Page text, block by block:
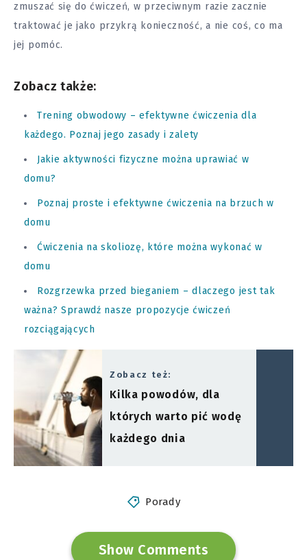
zmuszać się do ćwiczeń, w przeciwnym razie zacznie
traktować je jako przykrą konieczność, a nie coś, co ma
jej pomóc.
Zobacz także:
Trening obwodowy – efektywne ćwiczenia dla
każdego. Poznaj jego zasady i zalety
Jakie aktywności fizyczne można uprawiać w
domu?
Poznaj proste i efektywne ćwiczenia na brzuch w
domu
Ćwiczenia na skoliozę, które można wykonać w
domu
Rozgrzewka przed bieganiem – dlaczego jest tak
ważna? Sprawdź nasze propozycje ćwiczeń
rozciągających
Zobacz też:
Kilka powodów, dla
których warto pić wodę
każdego dnia
Porady
Show Comments